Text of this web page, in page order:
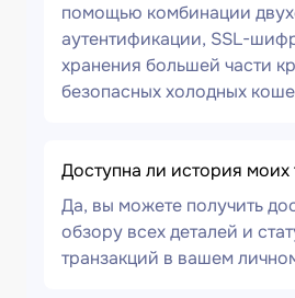
помощью комбинации
аутентификации, SSL-
хранения большей части
безопасных холодных
Доступна ли история моих
Да, вы можете получить
обзору всех деталей и
транзакций в вашем